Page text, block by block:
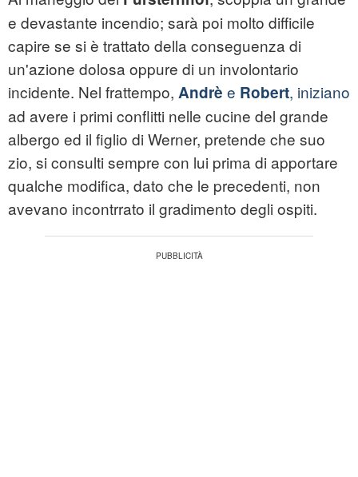
e devastante incendio; sarà poi molto difficile
capire se si è trattato della conseguenza di
un'azione dolosa oppure di un involontario
incidente. Nel frattempo, Andrè e Robert, iniziano
ad avere i primi conflitti nelle cucine del grande
albergo ed il figlio di Werner, pretende che suo
zio, si consulti sempre con lui prima di apportare
qualche modifica, dato che le precedenti, non
avevano incontrrato il gradimento degli ospiti.